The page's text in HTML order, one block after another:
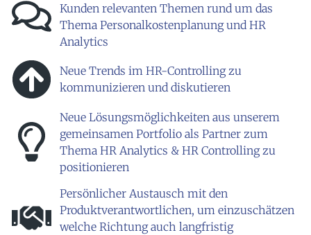
Kunden relevanten Themen rund um das
Thema Personalkostenplanung und HR
Analytics
Neue Trends im HR-Controlling zu
kommunizieren und diskutieren
Neue Lösungsmöglichkeiten aus unserem
gemeinsamen Portfolio als Partner zum
Thema HR Analytics & HR Controlling zu
positionieren
Persönlicher Austausch mit den
Produktverantwortlichen, um einzuschätzen
welche Richtung auch langfristig